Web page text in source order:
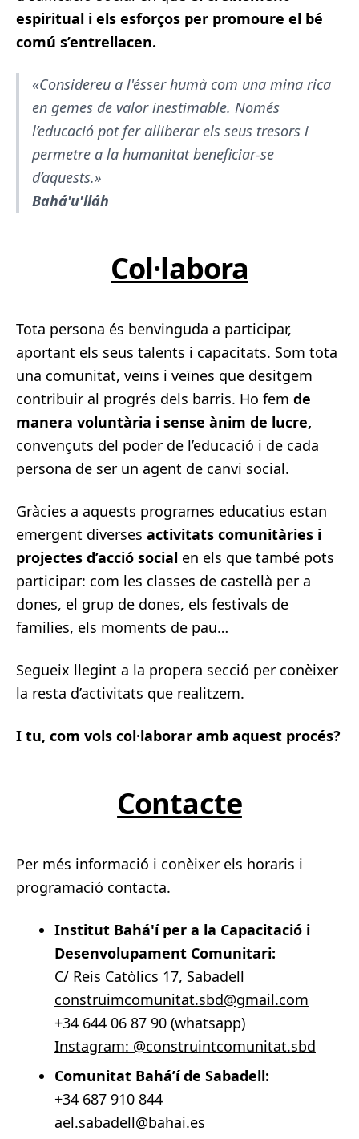
espiritual i els esforços per promoure el bé
comú s’entrellacen.
«Considereu a l'ésser humà com una mina rica
en gemes de valor inestimable. Només
l’educació pot fer alliberar els seus tresors i
permetre a la humanitat beneficiar-se
d’aquests.»
Bahá'u'lláh
Col·labora
Tota persona és benvinguda a participar,
aportant els seus talents i capacitats. Som tota
una comunitat, veïns i veïnes que desitgem
contribuir al progrés dels barris. Ho fem de
manera voluntària i sense ànim de lucre,
convençuts del poder de l’educació i de cada
persona de ser un agent de canvi social.
Gràcies a aquests programes educatius estan
emergent diverses activitats comunitàries i
projectes d’acció social en els que també pots
participar: com les classes de castellà per a
dones, el grup de dones, els festivals de
families, els moments de pau…
Segueix llegint a la propera secció per conèixer
la resta d’activitats que realitzem.
I tu, com vols col·laborar amb aquest procés?
Contacte
Per més informació i conèixer els horaris i
programació contacta.
Institut Bahá'í per a la Capacitació i
Desenvolupament Comunitari:
C/ Reis Catòlics 17, Sabadell
construimcomunitat.sbd@gmail.com
+34 644 06 87 90 (whatsapp)
Instagram: @construintcomunitat.sbd
Comunitat Bahá’í de Sabadell:
+34 687 910 844
ael.sabadell@bahai.es